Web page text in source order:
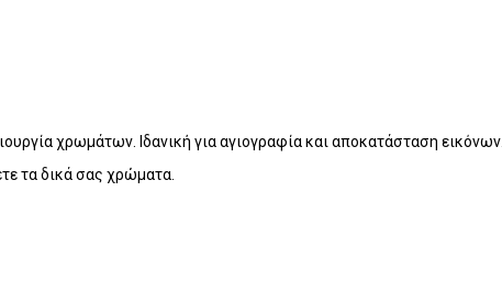
χρωμάτων. Ιδανική για αγιογραφία και αποκατάσταση εικόνων.
τα δικά σας χρώματα.